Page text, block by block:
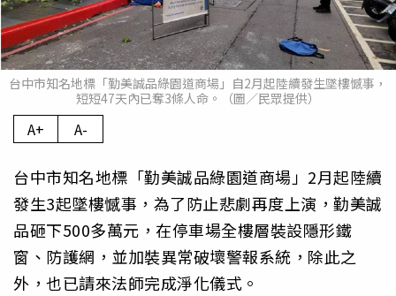
台中市知名地標「勤美誠品綠園道商場」自2月起陸續發生墜樓憾事，
短短47天內已奪3條人命。（圖／民眾提供）
A+ A-
台中市知名地標「勤美誠品綠園道商場」2月起陸續
發生3起墜樓憾事，為了防止悲劇再度上演，勤美誠
品砸下500多萬元，在停車場全樓層裝設隱形鐵
窗、防護網，並加裝異常破壞警報系統，除此之
外，也已請來法師完成淨化儀式。